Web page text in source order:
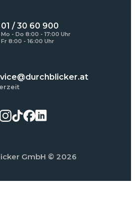
01 / 30 60 900
Mo - Do 8:00 - 17:00 Uhr
Fr 8:00 - 16:00 Uhr
GmbH © 2026